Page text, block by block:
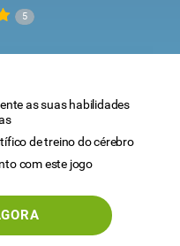
5
as suas habilidades
de treino do cérebro
com este jogo